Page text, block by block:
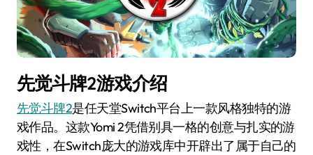
先觉斗牌2游戏介绍
先觉斗牌2是任天堂Switch平台上一款风格独特的游
戏作品。这款Yomi 2凭借别具一格的创意与扎实的游
戏性，在Switch庞大的游戏库中开辟出了属于自己的